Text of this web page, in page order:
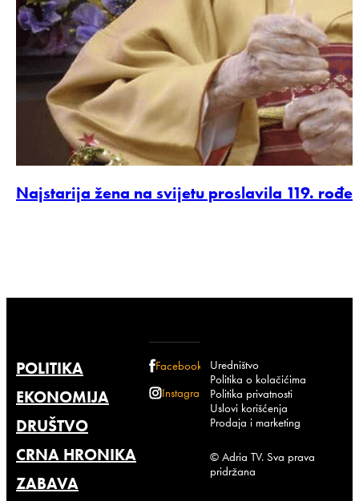
Najstarija žena na svijetu proslavila 119.
POLITIKA
EKONOMIJA
DRUŠTVO
CRNA HRONIKA
ZABAVA
Facebook
Instagram
Uredništvo
Politika o kolačićima
Politika privatnosti
Uslovi korišćenja
Prodaja i marketing
© Adria TV. Sva prava
pridržana